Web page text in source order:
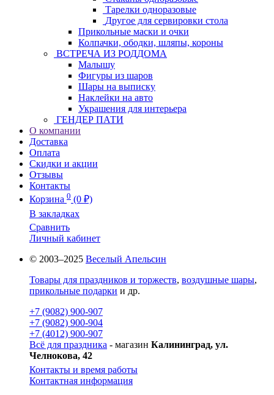
Тарелки одноразовые
Другое для сервировки стола
Прикольные маски и очки
Колпачки, ободки, шляпы, короны
ВСТРЕЧА ИЗ РОДДОМА
Малышу
Фигуры из шаров
Шары на выписку
Наклейки на авто
Украшения для интерьера
ГЕНДЕР ПАТИ
О компании
Доставка
Оплата
Скидки и акции
Отзывы
Контакты
Корзина 0 (0 ₽)
В закладках
Сравнить
Личный кабинет
© 2003–2025 Веселый Апельсин
Товары для праздников и торжеств, воздушные шары,
прикольные подарки и др.
+7 (9082) 900-907
+7 (9082) 900-904
+7 (4012) 900-907
Всё для праздника - магазин Калининград, ул.
Челнокова, 42
Контакты и время работы
Контактная информация